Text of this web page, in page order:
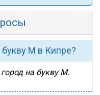
букву М в Кипре?
на букву М.